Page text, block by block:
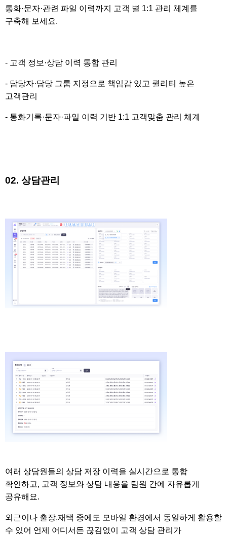
통화·문자·관련 파일 이력까지 고객 별 1:1 관리 체계를
구축해 보세요.
- 고객 정보 ·상담 이력 통합 관리
- 담당자·담당 그룹 지정으로 책임감 있고 퀄리티 높은
고객관리
- 통화기록·문자·파일 이력 기반 1:1 고객맞춤 관리 체계
02. 상담관리
여러 상담원들의 상담 저장 이력을 실시간으로 통합
확인하고, 고객 정보와 상담 내용을 팀원 간에 자유롭게
공유해요.
외근이나 출장,재택 중에도 모바일 환경에서 동일하게 활용할
수 있어 언제 어디서든 끊김없이 고객 상담 관리가